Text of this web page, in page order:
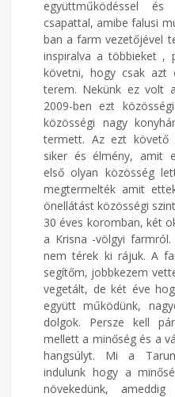
együttműködéssel
csapattal, amibe falusi
ban a farm vezetőjével
inspiralva a többieket ,
követni, hogy csak
terem. Nekünk ez volt
2009-ben ezt
közösségi nagy
termett. Az ezt követő
siker és élmény, amit
első olyan közösség
megtermelték amit
önellátást közösségi
30 éves koromban, két
a Krisna -völgyi
nem térek ki rájuk. A
segítőm, jobbkezem
vegetált, de két éve
együtt működünk,
dolgok. Persze kell
mellett a minőség és a
hangsúlyt. Mi a
indulunk hogy a
növekedünk,